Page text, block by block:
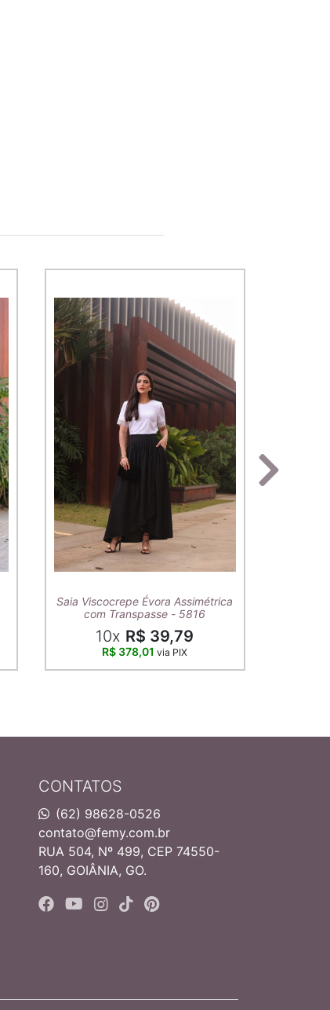
Saia Viscocrepe Évora Assimétrica
com Transpasse - 5816
10x R$ 39,79
R$ 378,01via PIX
CONTATOS
(62) 98628-0526
contato@femy.com.br
RUA 504, Nº 499, CEP 74550-
160, GOIÂNIA, GO.